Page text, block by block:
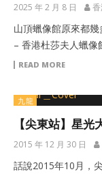
2025 年 2 月 8 日
山頂蠟像館原來都
– 香港杜莎夫人蠟像
READ MORE
九龍
【尖東站】星光
2015 年 12 月 30 日
話說2015年10月，